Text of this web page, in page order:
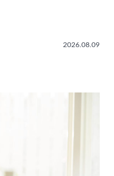
2026.08.09